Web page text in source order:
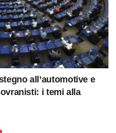
all’automotive e
i temi alla